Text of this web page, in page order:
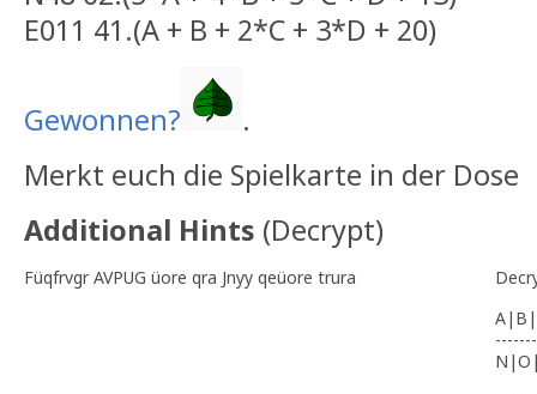
E011 41.(A + B + 2*C + 3*D + 20)
Gewonnen?
.
Merkt euch die Spielkarte in der Dose
Additional Hints (Decrypt)
Füqfrvgr AVPUG üore qra Jnyy qeüore trura